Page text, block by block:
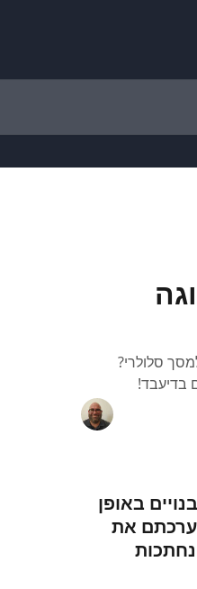
סלולרי?
בדיעבד!
באופן
את